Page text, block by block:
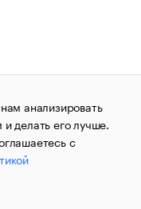
авторских прав
Сообщения
«РБК»
по надзору в сфере
за номером ИА
«РБК». Отдельные
анализировать
делать его лучше.
с